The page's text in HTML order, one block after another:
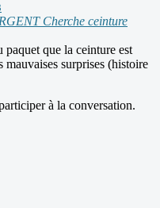
Cherche ceinture
que la ceinture est
surprises (histoire
à la conversation.